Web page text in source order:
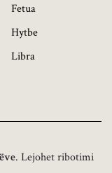
Fetua
Hytbe
Libra
. Lejohet ribotimi